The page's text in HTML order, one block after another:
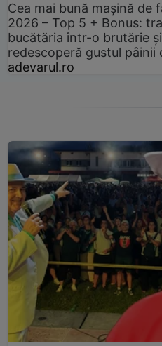
Cea mai bună mașină de
2026 – Top 5 + Bonus:
bucătăria într-o brutărie și
redescoperă gustul pâinii
adevarul.ro